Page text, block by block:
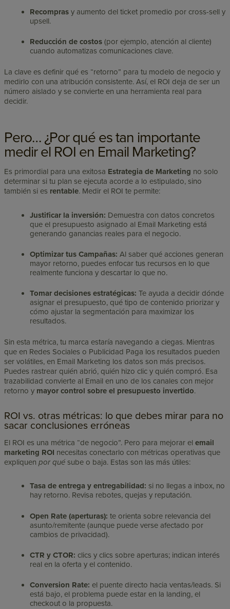
Recompras y aumento del ticket promedio por cross-sell y
upsell.
Reducción de costos (por ejemplo, atención al cliente)
cuando automatizas comunicaciones clave.
La clave es definir qué es “retorno” para tu modelo de negocio y
medirlo con una atribución consistente. Así, el ROI deja de ser un
número aislado y se convierte en una herramienta real para
decidir.
Pero… ¿Por qué es tan importante
medir el ROI en Email Marketing?
Es primordial para una exitosa Estrategiade Marketing no solo
determinar si tu plan se ejecuta acorde a lo estipulado, sino
también si es rentable. Medir el ROI te permite:
Justificar la inversión: Demuestra con datos concretos
que el presupuesto asignado al Email Marketing está
generando ganancias reales para el negocio.
Optimizar tus Campañas: Al saber qué acciones generan
mayor retorno, puedes enfocar tus recursos en lo que
realmente funciona y descartar lo que no.
Tomar decisiones estratégicas: Te ayuda a decidir dónde
asignar el presupuesto, qué tipo de contenido priorizar y
cómo ajustar la segmentación para maximizar los
resultados.
Sin esta métrica, tu marca estaría navegando a ciegas. Mientras
que en Redes Sociales o Publicidad Paga los resultados pueden
ser volátiles, en Email Marketing los datos son más precisos.
Puedes rastrear quién abrió, quién hizo clic y quién compró. Esa
trazabilidad convierte al Email en uno de los canales con mejor
retorno y mayor control sobre el presupuesto invertido.
ROI vs. otras métricas: lo que debes mirar para no
sacar conclusiones erróneas
El ROI es una métrica “de negocio”. Pero para mejorar elemail
marketing ROI necesitas conectarlo con métricas operativas que
expliquenpor qué sube o baja. Estas son las más útiles:
Tasa de entrega y entregabilidad: si no llegas a inbox, no
hay retorno. Revisa rebotes, quejas y reputación.
Open Rate (aperturas): te orienta sobre relevancia del
asunto/remitente (aunque puede verse afectado por
cambios de privacidad).
CTR y CTOR: clics y clics sobre aperturas; indican interés
real en la oferta y el contenido.
Conversion Rate: el puente directo hacia ventas/leads. Si
está bajo, el problema puede estar en la landing, el
checkout o la propuesta.